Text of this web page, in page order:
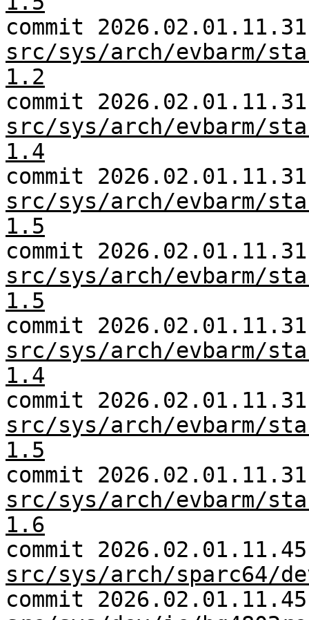
commit
src/sys/arch/evbarm/
1.2
commit
src/sys/arch/evbarm/
1.4
commit
src/sys/arch/evbarm/
1.5
commit
src/sys/arch/evbarm/
1.5
commit
src/sys/arch/evbarm/
1.4
commit
src/sys/arch/evbarm/
1.5
commit
src/sys/arch/evbarm/
1.6
commit
src/sys/arch/sparc64/
commit